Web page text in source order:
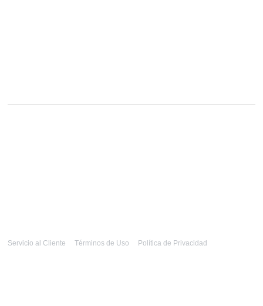
Servicio al Cliente Términos de Uso Política de Privacidad